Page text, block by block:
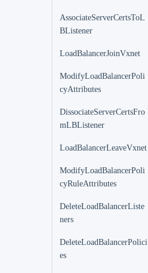
AssociateServerCertsToL
BListener
LoadBalancerJoinVxnet
ModifyLoadBalancerPoli
cyAttributes
DissociateServerCertsFro
mLBListener
LoadBalancerLeaveVxnet
ModifyLoadBalancerPoli
cyRuleAttributes
DeleteLoadBalancerListe
ners
DeleteLoadBalancerPolici
es